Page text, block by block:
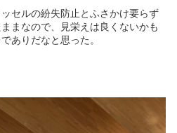
セルの紛失防止とふさかけ要らず
まなので、見栄えは良くないかも
ありだなと思った。